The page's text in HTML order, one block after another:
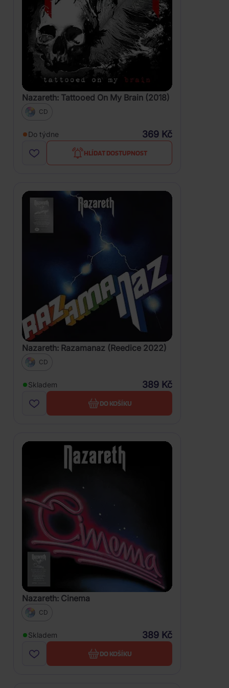
Nazareth: Tattooed On My Brain (2018)
CD
Do týdne 369 Kč
HLÍDAT DOSTUPNOST
Nazareth: Razamanaz (Reedice 2022)
CD
Skladem 389 Kč
DO KOŠÍKU
Nazareth: Cinema
CD
Skladem 389 Kč
DO KOŠÍKU